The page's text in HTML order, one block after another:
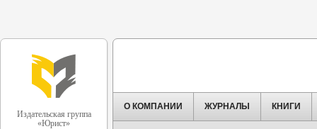
Издательская группа
«Юрист»
О КОМПАНИИ ЖУРНАЛЫ КНИГИ